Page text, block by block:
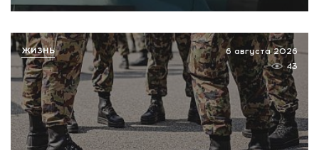
6 августа 2026
43
ЖИЗНЬ